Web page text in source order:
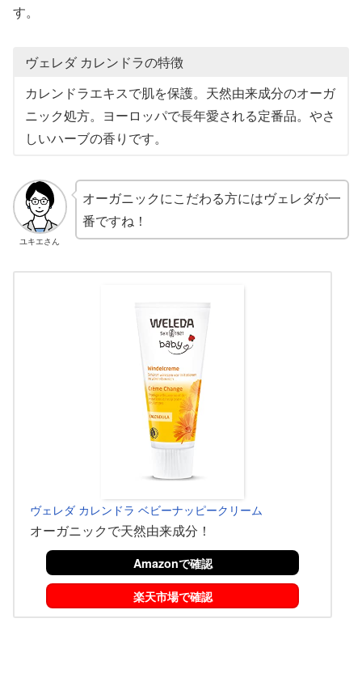
す。
ヴェレダ カレンドラの特徴
カレンドラエキスで肌を保護。天然由来成分のオーガ
ニック処方。ヨーロッパで長年愛される定番品。やさ
しいハーブの香りです。
ユキエさん
オーガニックにこだわる方にはヴェレダが一
番ですね！
ヴェレダ カレンドラ ベビーナッピークリーム
オーガニックで天然由来成分！
Amazonで確認
楽天市場で確認